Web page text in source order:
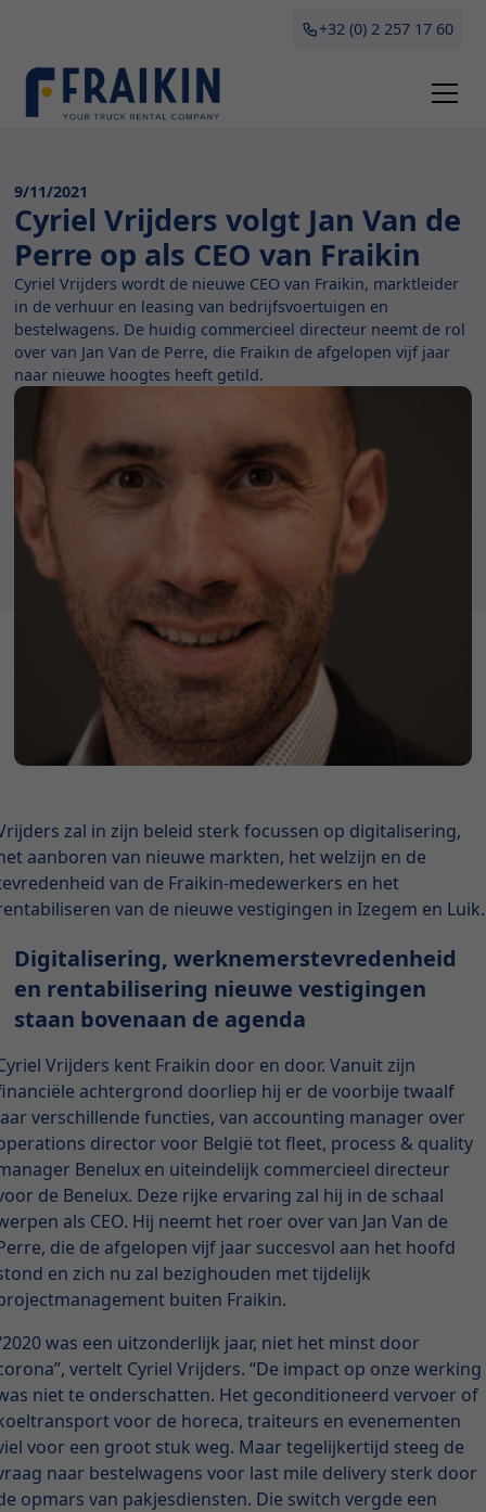
+32 (0) 2 257 17 60
9/11/2021
Cyriel Vrijders volgt Jan Van de
Perre op als CEO van Fraikin
Cyriel Vrijders wordt de nieuwe CEO van Fraikin, marktleider
in de verhuur en leasing van bedrijfsvoertuigen en
bestelwagens. De huidig commercieel directeur neemt de rol
over van Jan Van de Perre, die Fraikin de afgelopen vijf jaar
naar nieuwe hoogtes heeft getild.
zal in zijn beleid sterk focussen op digitalisering,
aanboren van nieuwe markten, het welzijn en de
van de Fraikin-medewerkers en het
van de nieuwe vestigingen in Izegem en Luik.
Digitalisering, werknemerstevredenheid
en rentabilisering nieuwe vestigingen
staan bovenaan de agenda
Vrijders kent Fraikin door en door. Vanuit zijn
achtergrond doorliep hij er de voorbije twaalf
verschillende functies, van accounting manager over
director voor België tot fleet, process & quality
Benelux en uiteindelijk commercieel directeur
de Benelux. Deze rijke ervaring zal hij in de schaal
als CEO. Hij neemt het roer over van Jan Van de
die de afgelopen vijf jaar succesvol aan het hoofd
en zich nu zal bezighouden met tijdelijk
buiten Fraikin.
was een uitzonderlijk jaar, niet het minst door
vertelt Cyriel Vrijders. “De impact op onze werking
niet te onderschatten. Het geconditioneerd vervoer of
voor de horeca, traiteurs en evenementen
voor een groot stuk weg. Maar tegelijkertijd steeg de
naar bestelwagens voor last mile delivery sterk door
opmars van pakjesdiensten. Die switch vergde een